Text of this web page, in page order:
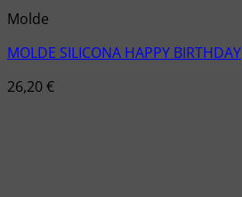
Molde
MOLDE SILICONA HAPPY BIRTHDAY
26,20€